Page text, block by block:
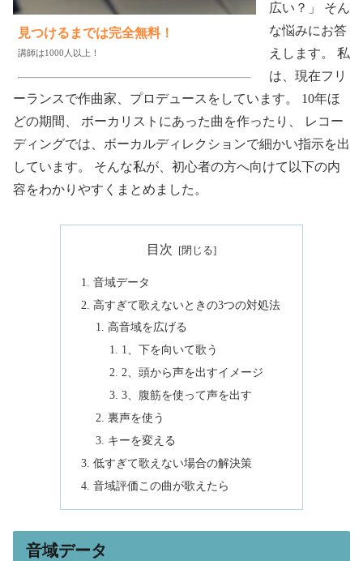
見つけるまでは完全無料！
講師は1000人以上！
広い？」 そん
な悩みにお答
えします。 私
は、現在フリ
ーランスで作曲家、プロデュースをしています。 10年ほ
どの期間、 ボーカリストにあった曲を作ったり、 レコー
ディングでは、ボーカルディレクションで細かい指示を出
しています。 そんな私が、初心者の方へ向けて以下の内
容をわかりやすくまとめました。
目次
音域データ
高すぎて歌えないときの3つの対処法
高音域を広げる
1、下を向いて歌う
2、頭から声を出すイメージ
3、腹筋を使って声を出す
裏声を使う
キーを変える
低すぎて歌えない場合の解決策
音域評価この曲が歌えたら
音域データ